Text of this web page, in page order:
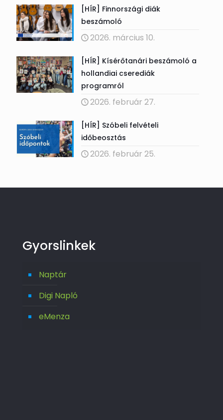
[HÍR] Finnországi diák
beszámoló
2026. március 10.
[HÍR] Kísérőtanári beszámoló a
hollandiai cserediák
programról
2026. február 27.
[HÍR] Szóbeli felvételi
időbeosztás
2026. február 25.
Gyorslinkek
Naptár
Digi Napló
eMenza